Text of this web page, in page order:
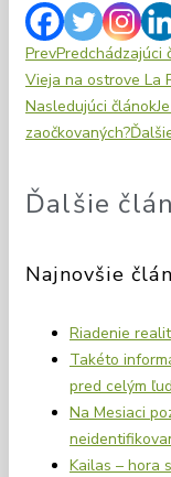
PrevPredchádzajúci
Vieja na ostrove La
Nasledujúci článok
zaočkovaných?
Ďalšie
Najnovšie
Riadenie
Takéto
pred celým
Na Mesiaci
Kailas – hora